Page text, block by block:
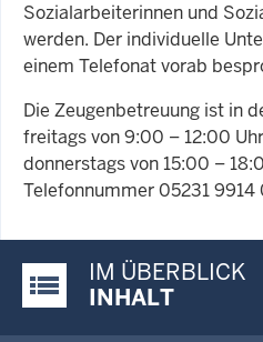
Sozialarbeiterinnen und
werden. Der individuelle
einem Telefonat vorab
Die Zeugenbetreuung ist in
freitags von 9:00 – 12:00
donnerstags von 15:00 –
Telefonnummer 05231 9914
Justiz-Portal im
IM ÜBERBLICK
INHALT